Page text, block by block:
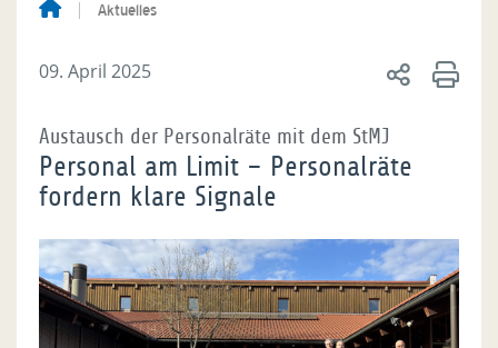
Aktuelles
09. April 2025
Austausch der Personalräte mit dem StMJ
Personal am Limit – Personalräte
fordern klare Signale